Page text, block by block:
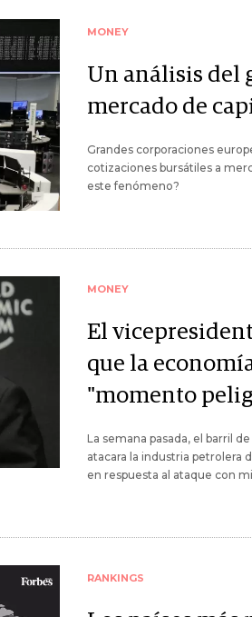
MONEY
Un análisis del
mercado de
Grandes corporaciones
cotizaciones bursátiles a
este fenómeno?
MONEY
El
que la
"momento
La semana pasada, el barril
atacara la industria petrolera
en respuesta al ataque con
RANKINGS